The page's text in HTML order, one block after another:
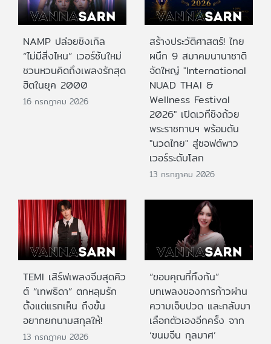
NAMP ปล่อยซิงเกิล
“ไม่มีสิ่งไหน” เวอร์ชันใหม่
ชวนหวนคิดถึงเพลงรักสุด
ฮิตในยุค 2000
16 กรกฎาคม 2026
สร้างประวัติศาสตร์! ไทย
ผนึก 9 สมาคมนานาชาติ
จัดใหญ่ "International
NUAD THAI &
Wellness Festival
2026" เปิดเวทีชิงถ้วย
พระราชทานฯ พร้อมดัน
"นวดไทย" สู่ซอฟต์พาว
เวอร์ระดับโลก
13 กรกฎาคม 2026
TEMI เสิร์ฟเพลงจีบสุดคิว
ต์ “เทพธิดา” ตกหลุมรัก
ตั้งแต่แรกเห็น ถึงขั้น
อยากยกนามสกุลให้!
13 กรกฎาคม 2026
“ขอบคุณที่ทิ้งกัน”
บทเพลงของการก้าวผ่าน
ความเจ็บปวด และกลับมา
เลือกตัวเองอีกครั้ง จาก
‘ขนมจีน กุลมาศ’